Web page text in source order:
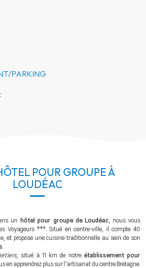
PARKING
POUR GROUPE À
LOUDÉAC
un hôtel pour groupe de Loudéac , nous vous
Voyageurs ***. Situé en centre-ville, il compte 40
et propose une cuisine traditionnelle au sein de son
, situé à 11 km de notreétablissement pour
en apprendrez plus sur l’artisanat du centre Bretagne.